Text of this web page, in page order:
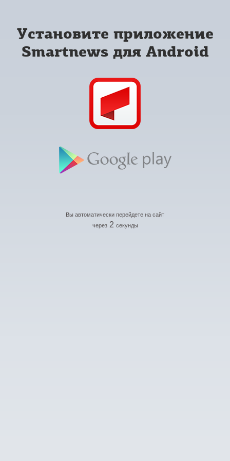
Установите приложение
Smartnews для Android
Вы автоматически перейдете на сайт
через 2 секунды